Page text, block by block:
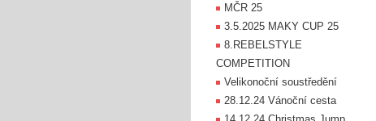
MČR 25
3.5.2025 MAKY CUP 25
8.REBELSTYLE
COMPETITION
Velikonoční soustředění
28.12.24 Vánoční cesta